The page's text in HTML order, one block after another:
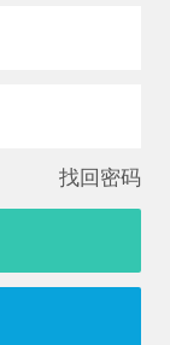
找回密码